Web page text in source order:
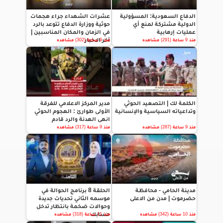
الدفاع السعودية: المسؤولية
الدولية مشتركة لمنع أي
عمليات إرهابية
منذ 9 ساعة (291) مشاهده
عشرات الشهداء جراء هجمات
حوثية ووزارة الدفاع تتوعد بالرد
في الزمان والمكان المناسبين |
آخر الاخبار
منذ 9 ساعة (302) مشاهده
الكلمة لك | التصعيد الحوثي
وتداعياته السياسية والإنسانية
منذ 9 ساعة (287) مشاهده
مدير المركز الاعلامي للفرقة
الأولى طوارئ : الهجوم الحوثي
انهى الهدنة والرد قادم
منذ 9 ساعة (317) مشاهده
مدينة الحامي - محافظة
حضرموت | مدن من الاعلى
منذ 10 ساعة (342) مشاهده
الحلقة 8 برنامج الحوالة في
موسمه الثاني تحديات جديدة
وحوالات ضخمة بانتظار تدخل
حسابك
منذ 11 ساعة (318) مشاهده